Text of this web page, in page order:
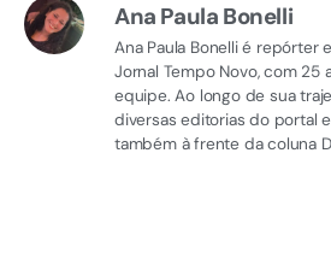
Ana Paula Bonelli
Ana Paula Bonelli é repórter
Jornal Tempo Novo, com 25
equipe. Ao longo de sua
diversas editorias do portal
também à frente da coluna